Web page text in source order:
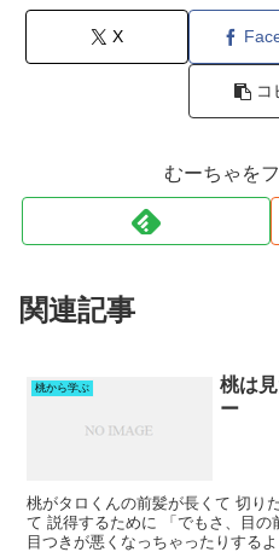
X
コ
むーちゃを
関連記事
桃から学ぶ
桃は
ー
桃がタロくんの前髪が長くて 切り
て 説得するために 「でもさ、目
目つきが悪くなっちゃったりする